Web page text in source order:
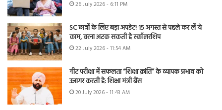
26 July 2026 - 6:11 PM
SC छात्रों के लिए बड़ा अपडेट! 15 अगस्त से पहले कर लें ये
काम, वरना अटक सकती है स्कॉलरशिप
22 July 2026 - 11:54 AM
नीट परीक्षा में सफलता “शिक्षा क्रांति” के व्यापक प्रभाव को
उजागर करती है: शिक्षा मंत्री बैंस
20 July 2026 - 11:43 AM